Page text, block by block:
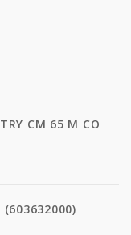
CM 65 M CO
(603632000)